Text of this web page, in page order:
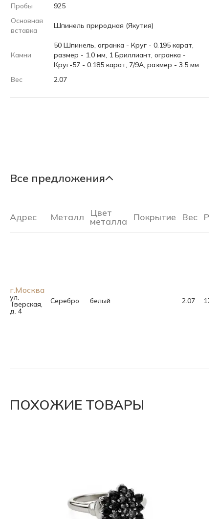
Пробы
925
Основная
вставка
Шпинель природная (Якутия)
Камни
50 Шпинель, огранка - Круг - 0.195 карат,
размер - 1.0 мм, 1 Бриллиант, огранка -
Круг-57 - 0.185 карат, 7/9А, размер - 3.5 мм
Вес
2.07
Все предложения
Адрес Металл Цвет
металла Покрытие Вес
г.Москва
ул.
Тверская,
д. 4
Серебро белый 2.07 17.0
ПОХОЖИЕ ТОВАРЫ